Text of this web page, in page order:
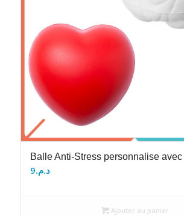
Balle Anti-Stress personnalise
د.م.9
Ajouter au panier